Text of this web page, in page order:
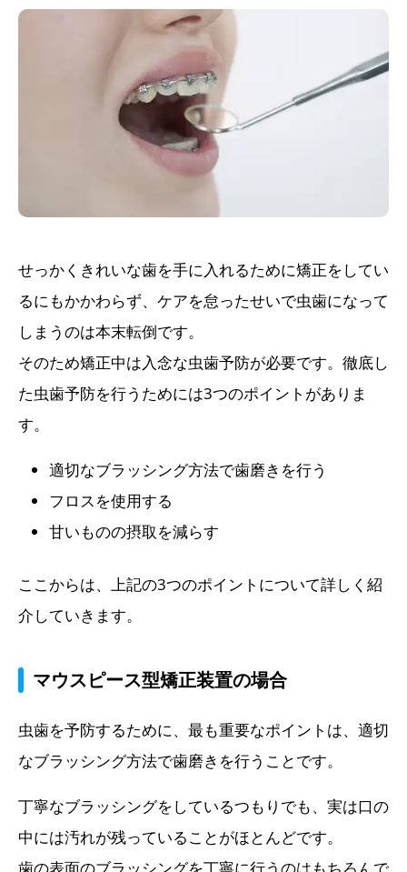
せっかくきれいな歯を手に入れるために矯正をしてい
るにもかかわらず、ケアを怠ったせいで虫歯になって
しまうのは本末転倒です。
そのため矯正中は入念な虫歯予防が必要です。徹底し
た虫歯予防を行うためには3つのポイントがありま
す。
適切なブラッシング方法で歯磨きを行う
フロスを使用する
甘いものの摂取を減らす
ここからは、上記の3つのポイントについて詳しく紹
介していきます。
マウスピース型矯正装置の場合
虫歯を予防するために、最も重要なポイントは、適切
なブラッシング方法で歯磨きを行うことです。
丁寧なブラッシングをしているつもりでも、実は口の
中には汚れが残っていることがほとんどです。